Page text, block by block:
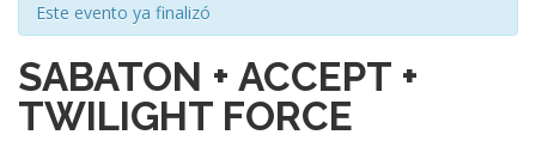
Este evento ya finalizó
SABATON + ACCEPT +
TWILIGHT FORCE